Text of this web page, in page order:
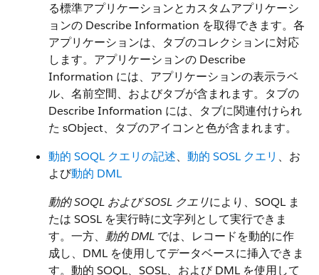
る標準アプリケーションとカスタムアプリケーシ
ョンの Describe Information を取得できます。各
アプリケーションは、タブのコレクションに対応
します。アプリケーションの Describe
Information には、アプリケーションの表示ラベ
ル、名前空間、およびタブが含まれます。タブの
Describe Information には、タブに関連付けられ
た sObject、タブのアイコンと色が含まれます。
動的 SOQL クエリの記述、 動的 SOSL クエリ 、お
よび動的 DML
動的 SOQL および SOSL クエリにより、SOQL ま
たは SOSL を実行時に文字列として実行できま
す。一方、 動的 DML では、レコードを動的に作
成し、DML を使用してデータベースに挿入できま
す。動的 SOQL、SOSL、および DML を使用して